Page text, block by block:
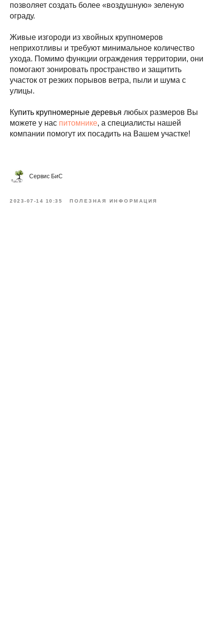
позволяет создать более «воздушную» зеленую
ограду.
Живые изгороди из хвойных крупномеров
неприхотливы и требуют минимальное количество
ухода. Помимо функции ограждения территории, они
помогают зонировать пространство и защитить
участок от резких порывов ветра, пыли и шума с
улицы.
Купить крупномерные деревья любых размеров Вы
можете у нас питомнике, а специалисты нашей
компании помогут их посадить на Вашем участке!
Сервис БиС
2023-07-14 10:35 ПОЛЕЗНАЯ ИНФОРМАЦИЯ